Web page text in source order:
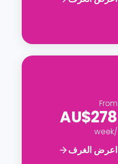
From
AU$278
/week
اعرض الغرف